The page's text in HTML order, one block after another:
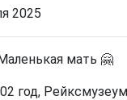
2025
мать 🤗
год,